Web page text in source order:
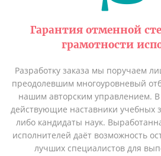
Гарантия отменной
грамотности
Разработку заказа мы поручаем
преодолевшим многоуровневый
нашим авторским управлением.
действующие наставники учебных
либо кандидаты наук.
исполнителей даёт возможность
лучших специалистов для